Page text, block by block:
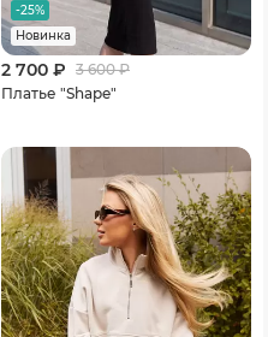
-25%
Новинка
2 700 ₽ 3 600₽
Платье "Shape"